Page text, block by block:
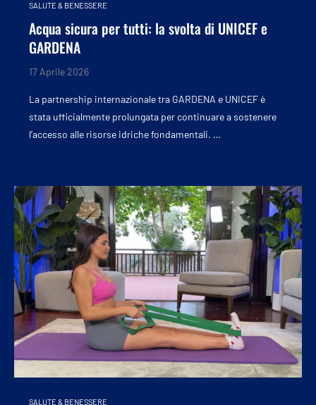
SALUTE & BENESSERE
Acqua sicura per tutti: la svolta di UNICEF e
GARDENA
17 Aprile 2026
La partnership internazionale tra GARDENA e UNICEF è
stata ufficialmente prolungata per continuare a sostenere
l’accesso alle risorse idriche fondamentali. …
SALUTE & BENESSERE